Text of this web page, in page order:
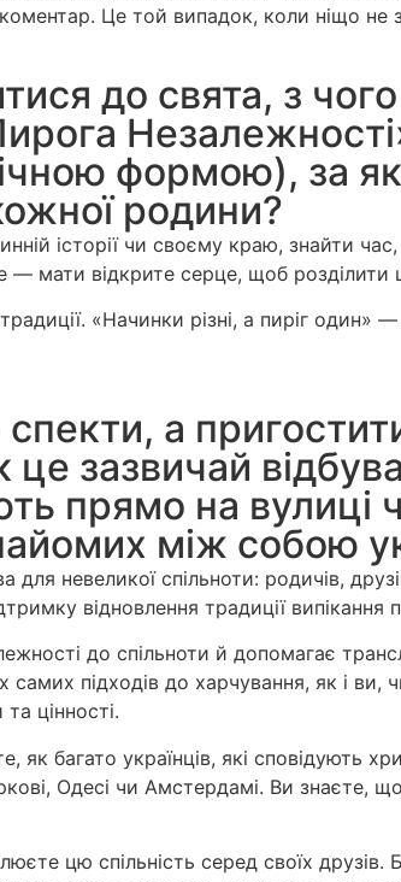
Це той випадок, коли ніщо не
до свята, з чого
формою), за
родини?
історії чи своєму краю, знайти
— мати відкрите серце, щоб
«Начинки різні, а пиріг
а
зазвичай
прямо на вулиці
між собою
невеликої спільноти: родичів,
відновлення традиції випікання
до спільноти й допомагає
підходів до харчування, як і ви,
цінності.
як багато українців, які сповідують
Одесі чи Амстердамі. Ви знаєте,
цю спільність серед своїх